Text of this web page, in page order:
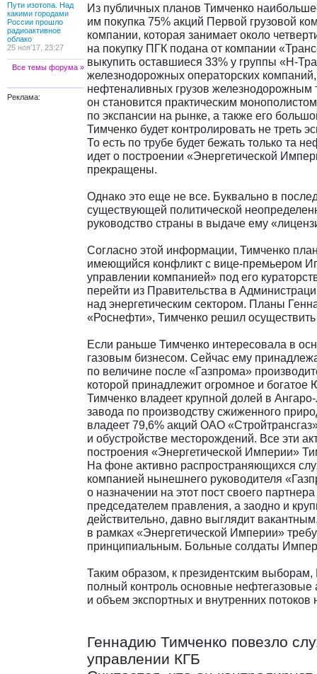
Пути изотопа. Над
какими городами
России прошло
радиоактивное
облако
25 ноя’17, 23:27
Все темы форума »
Реклама:
Из публичных планов Тимченко
им покупка 75% акций Первой грузовой
компании, которая занимает около
на покупку ПГК подана от компании
выкупить оставшиеся 33% у группы «Н-
железнодорожных операторских
нефтеналивных грузов железнодорожным
он становится практическим
по экспансии на рынке, а также его
Тимченко будет контролировать не треть
То есть по трубе будет бежать только та
идет о построении «Энергетической
прекращены.
Однако это еще не все. Буквально в
существующей политической
руководство страны в выдаче ему
Согласно этой информации, Тимченко
имеющийся конфликт с вице-премьером
управлении компанией» под его
перейти из Правительства в
над энергетическим сектором. Планы
«Роснефти», Тимченко решил
Если раньше Тимченко интересовала в
газовым бизнесом. Сейчас ему
по величине после «Газпрома»
которой принадлежит огромное и
Тимченко владеет крупной долей в
завода по производству сжиженного
владеет 79,6% акций ОАО
и обустройстве месторождений. Все эти
построения «Энергетической Империи»
На фоне активно распространяющихся
компанией нынешнего руководителя
о назначении на этот пост своего
председателем правления, а заодно и
действительно, давно выглядит
в рамках «Энергетической Империи»
принципиальным. Больные солдаты
Таким образом, к президентским
полный контроль основные
и объем экспортных и внутренних потоков
Геннадию Тимченко повезло
управлении КГБ